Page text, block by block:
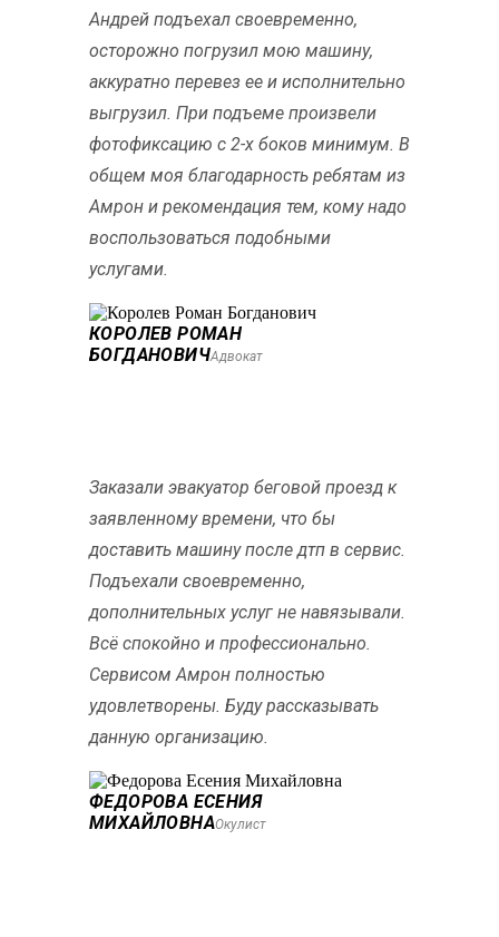
Андрей подъехал своевременно,
осторожно погрузил мою машину,
аккуратно перевез ее и исполнительно
выгрузил. При подъеме произвели
фотофиксацию с 2-х боков минимум. В
общем моя благодарность ребятам из
Амрон и рекомендация тем, кому надо
воспользоваться подобными
услугами.
КОРОЛЕВ РОМАН
БОГДАНОВИЧАдвокат
Заказали эвакуатор беговой проезд к
заявленному времени, что бы
доставить машину после дтп в сервис.
Подъехали своевременно,
дополнительных услуг не навязывали.
Всё спокойно и профессионально.
Сервисом Амрон полностью
удовлетворены. Буду рассказывать
данную организацию.
ФЕДОРОВА ЕСЕНИЯ
МИХАЙЛОВНАОкулист